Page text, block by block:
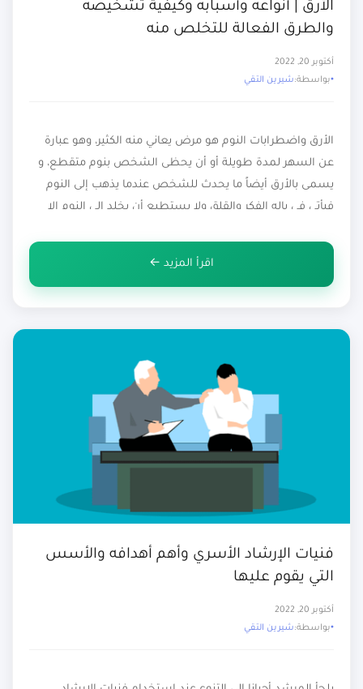
الأرق | أنواعه وأسبابه وكيفية تشخيصه
والطرق الفعالة للتخلص منه
أكتوبر 20, 2022
بواسطة:شيرين التقي
الأرق واضطرابات النوم هو مرض يعاني منه الكثير، وهو عبارة
عن السهر لمدة طويلة أو أن يحظى الشخص بنوم متقطع، و
يسمى بالأرق أيضاً ما يحدث للشخص عندما يذهب إلى النوم
فيأتي في باله الفكر والقلق ولا يستطيع أن يخلد إلى النوم إلا
الأوقات، وهي […]
اقرأ المزيد ←
فنيات الإرشاد الأسري وأهم أهدافه والأسس
التي يقوم عليها
أكتوبر 20, 2022
بواسطة:شيرين التقي